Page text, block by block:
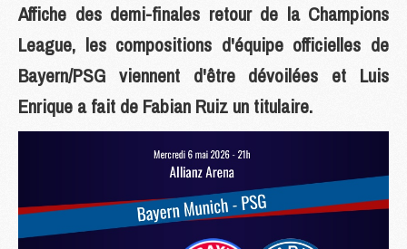
Affiche des demi-finales retour de la Champions
League, les compositions d'équipe officielles de
Bayern/PSG viennent d'être dévoilées et Luis
Enrique a fait de Fabian Ruiz un titulaire.